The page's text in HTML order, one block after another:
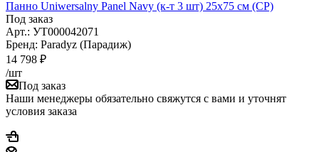
Панно Uniwersalny Panel Navy (к-т 3 шт) 25x75 см (CP)
Под заказ
Арт.: УТ000042071
Бренд: Paradyz (Парадиж)
14 798 ₽
/шт
Под заказ
Наши менеджеры обязательно свяжутся с вами и уточнят
условия заказа